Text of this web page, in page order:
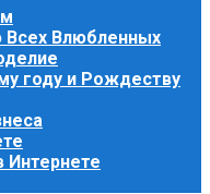
Влюбленных
году и Рождеству
Интернете